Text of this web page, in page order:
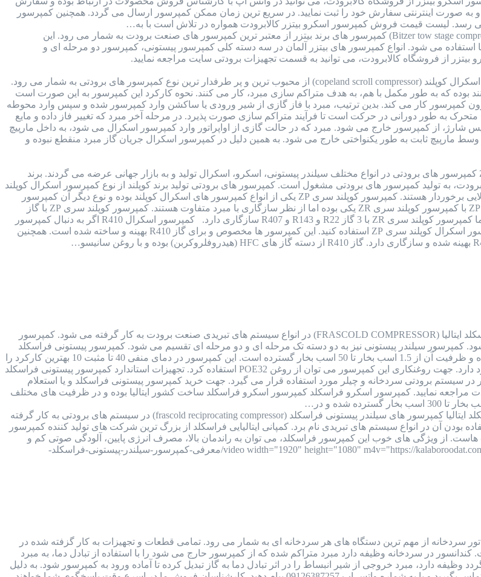
و به صورت اینترنتی سفارش خود را ثبت نمایید. در سریع ترین زمان ممکن کمپرسور ارسال می گردد. همچنین کمپرسور
رسد. لیست قیمت فروش کمپرسور اسکرو بیتزر کالابرودت همواره در تلاش است با به…
کمپرسور دو مرحله ای بیتزر (Bitzer tow stage compressor) کمپرسور های برند بیتزر از معتبر ترین کمپرسور های صنعت برودت به شمار می رود. این
استفاده می شود. انواع کمپرسور های بیتزر آلمان در سه دسته کلی کمپرسور پیستونی، کمپرسور دو مرحله ای و
از فروشگاه کالابرودت، می توانید به قسمت تجهیزات برودتی سایت مراجعه نمایید.
کمپرسور اسکرال کوپلند کمپرسور اسکرال کوپلند (copeland scroll compressor) از محبوب ترین و پر طرفدار ترین نوع کمپرسور های برودتی به شمار می رود.
به صورت 2 مارپیچ حلزونی مانند بوده که به طور مکمل با هم، به هدف متراکم سازی مبرد، کار می کنند. نحوه کارکرد این کمپرسور به این صورت است
کمپرسور کار می کند. بدین ترتیب، مبرد با فاز گازی از شیر ورودی یا ساکشن وارد کمپرسور شده و سپس وارد محوطه
به طور دورانی در حرکت است تا فرآیند متراکم سازی صورت پذیرد. در مرحله آخر مبرد که تغییر فاز داده و مایع
شارژ، از کمپرسور خارج می شود. مبرد که در حالت گازی از اواپراتور وارد کمپرسور اسکرال می شود، به داخل مارپیچ
مارپیچ ثابت به طور یکنواختی خارج می شود. به همین دلیل در کمپرسور اسکرال جریان گاز مبرد منقطع نبوده و
کمپرسور کوپلند ZP کمپرسور های برودتی در انواع مختلف سیلندر پیستونی، اسکرو، اسکرال تولید و به بازار جهانی عرضه می گردند. برند
به تولید کمپرسور های برودتی مشغول است. کمپرسور های برودتی تولید برند کوپلند از نوع کمپرسور اسکرال کوپلند
و سیلندر پیستونی بوده که هر 2 نوع از کیفیت بسیار بالایی برخوردار هستند. کمپرسور کوپلند سری ZP یکی از انواع کمپرسور های اسکرال کوپلند بوده و نوع دیگر آن کمپرسور
کوپلند سری ZR است. ساختار کمپرسور کوپلند سری ZP با کمپرسور کوپلند سری ZR یکی بوده اما از نظر سازگاری با مبرد متفاوت هستند. کمپرسور کوپلند سری ZP با گاز
R410 سازگاری داشته و مخصوص این نوع گاز است اما کمپرسور کوپلند سری ZR با 3 گاز R22 و R143 و R407 سازگاری دارد. کمپرسور اسکرال R410 اگر به دنبال کمپرسور
های اسکرال سازگار با گاز R410 هستید، باید از کمپرسور اسکرال کوپلند سری ZP استفاده کنید. این کمپرسور ها مخصوص و برای گاز R410 بهینه و ساخته شده است. همچنین
کمپرسور فراسکلد ساخت ایتالیا کمپرسور فراسکلد ایتالیا (FRASCOLD COMPRESSOR) در انواع سیستم های تبریدی صنعت برودت به کار گرفته می شود. کمپرسور
تولید می شود. کمپرسور سیلندر پیستونی نیز به دو دسته تک مرحله ای و دو مرحله ای تقسیم می شود. کمپرسور پیستونی فراسکلد
کمپرسور پیستونی فراسکلد تک مرحله ای، ساخت کشور ایتالیا بوده و ظرفیت آن از 1.5 اسب بخار تا 50 اسب بخار گسترده است. این کمپرسور در دمای منفی 40 تا مثبت 10 بهترین کارکرد را
و در انواع سیستم های برودتی با کارایی های مختلف و متنوع کاربرد دارد. جهت روغنکاری این کمپرسور می توان از روغن POE32 استفاده کرد. تجهیزات استاندارد کمپرسور پیستونی فراسکلد
برودتی سردخانه و چیلر مورد استفاده قرار می گیرد. جهت خرید کمپرسور پیستونی فراسکلد و یا استعلام
مراجعه نمایید. کمپرسور اسکرو فراسکلد کمپرسور اسکرو فراسکلد ساخت کشور ایتالیا بوده و در ظرفیت های مختلف
کمپرسور پیستونی فراسکلد ایتالیا کمپرسور های سیلندر پیستونی فراسکلد (frascold reciprocating compressor) در سیستم های برودتی به کار گرفته
آن در انواع سیستم های تبریدی نام برد. کمپانی ایتالیایی فراسکلد از بزرگ ترین شرکت های تولید کننده کمپرسور
ای در انواع ظرفیت هاست. از ویژگی های خوب این کمپرسور فراسکلد، می توان به راندمان بالا، مصرف انرژی پایین، آلودگی صوتی کم و
قیمت مناسب آن اشاره کرد. [video width="1920" height="1080" m4v="https://kalaboroodat.com/wp-content/uploads/2021/11/معرفی-کمپرسور-سیلندر-پیستونی-فراسکلد-
سردخانه از مهم ترین دستگاه های هر سردخانه ای به شمار می رود. تمامی قطعات و تجهیزات به کار گزفته شده در
کندانسور در سردخانه وظیفه دارد مبرد متراکم شده که از کمپرسور حارج می شود را با استفاده از تبادل دما، به مبرد
وظیفه دارد، مبرد خروجی از شیر انبساط را در اثر تبادل دما به گاز تبدیل کرده تا آماده ورود به کمپرسور شود. به دلیل